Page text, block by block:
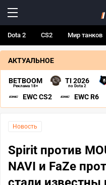
Dota 2 CS2 Мир танков
АКТУАЛЬНОЕ
BETBOOM
Реклама 18+
TI 2026
по Dota 2
EWC CS2 EWC R6
Новость
Spirit против
NAVI и FaZe